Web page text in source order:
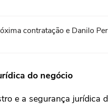
contratação e Danilo
do negócio
e a segurança jurídica